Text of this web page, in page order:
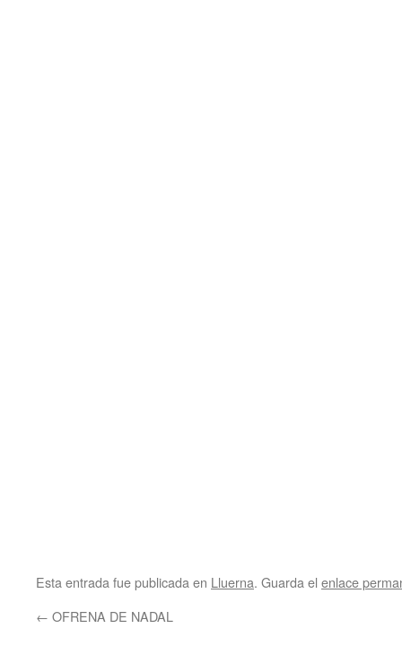
Esta entrada fue publicada en Lluerna. Guarda el enlace
← OFRENA DE NADAL